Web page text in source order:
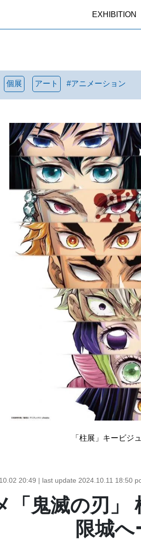
EXHIBITION
個展 アート #アニメーション
「柱展」キービジ
20:49 | last update 2024.10.11 18:50
「鬼滅の刃」
限城へ